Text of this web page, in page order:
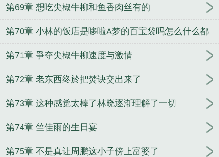
第69章 想吃尖椒牛柳和鱼香肉丝有的
第70章 小林的饭店是哆啦A梦的百宝袋吗怎么什么都
有
第71章 爭夺尖椒牛柳速度与激情
第72章 老东西终於把焚诀交出来了
第73章 这种感觉太棒了林晓逐渐理解了一切
第74章 竺佳雨的生日宴
第75章 不是真让周鹏这小子傍上富婆了